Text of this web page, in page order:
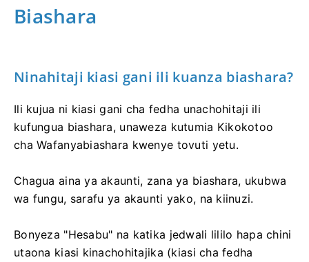
Biashara
Ninahitaji kiasi gani ili kuanza biashara?
Ili kujua ni kiasi gani cha fedha unachohitaji ili
kufungua biashara, unaweza kutumia Kikokotoo
cha Wafanyabiashara kwenye tovuti yetu.
Chagua aina ya akaunti, zana ya biashara, ukubwa
wa fungu, sarafu ya akaunti yako, na kiinuzi.
Bonyeza "Hesabu" na katika jedwali lililo hapa chini
utaona kiasi kinachohitajika (kiasi cha fedha